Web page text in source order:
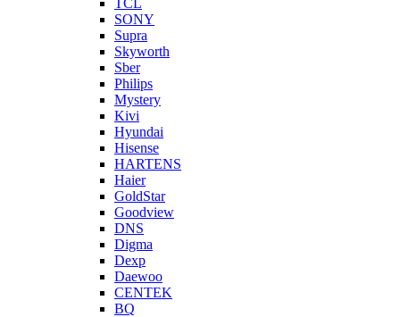
TCL
SONY
Supra
Skyworth
Sber
Philips
Mystery
Kivi
Hyundai
Hisense
HARTENS
Haier
GoldStar
Goodview
DNS
Digma
Dexp
Daewoo
CENTEK
BQ